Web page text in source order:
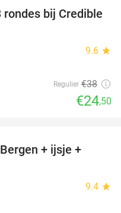
36%
bij Credible
9.6 star
Regulier €38
€24,50
+ ijsje +
9.4 star